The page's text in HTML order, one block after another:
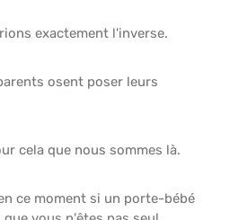
exactement l'inverse.
osent poser leurs
cela que nous sommes là.
ce moment si un porte-bébé